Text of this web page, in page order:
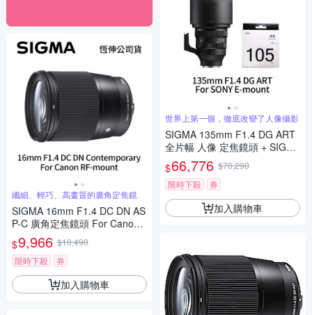
纖細、輕巧、高畫質的廣角定焦鏡
SIGMA 16mm F1.4 DC DN AS
P-C 廣角定焦鏡頭 For Canon
RF-mount (公司貨)
$9,966 $10,490
限時下殺
券
加入購物車
世界上第一個，徹底改變了人像攝影
SIGMA 135mm F1.4 DG ART
全片幅 人像 定焦鏡頭 + SIGM
A WR UV 105mm 保護鏡 For
SONY E-mount (公司貨)
$66,776 $70,290
限時下殺
券
加入購物車